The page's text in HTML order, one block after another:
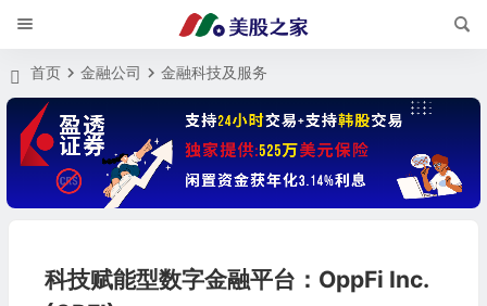
首页 金融公司 金融科技及服务
科技赋能型数字金融平台：OppFi Inc.